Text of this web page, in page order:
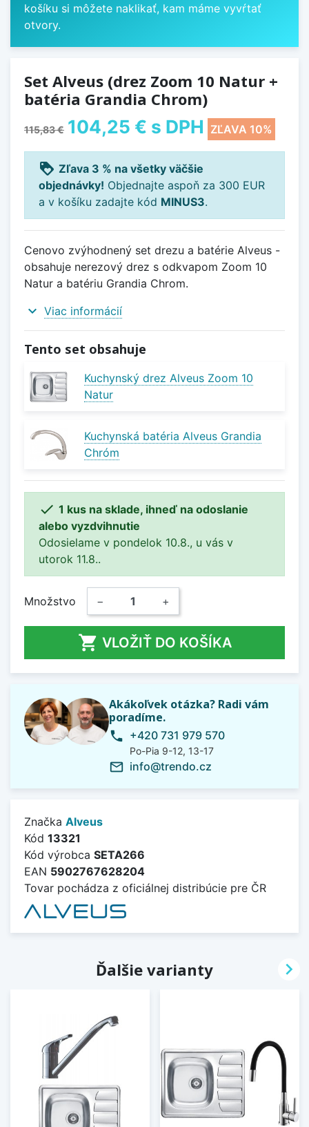
košíku si môžete naklikať, kam máme vyvŕtať
otvory.
Set Alveus (drez Zoom 10 Natur +
batéria Grandia Chrom)
115,83 € 104,25 € s DPH ZĽAVA 10%
loyalty Zľava 3 % na všetky väčšie
objednávky! Objednajte aspoň za 300 EUR
a v košíku zadajte kód MINUS3.
Cenovo zvýhodnený set drezu a batérie Alveus -
obsahuje nerezový drez s odkvapom Zoom 10
Natur a batériu Grandia Chrom.
expand_more Viac informácií
Tento set obsahuje
Kuchynský drez Alveus Zoom 10
Natur
Kuchynská batéria Alveus Grandia
Chróm
 1 kus na sklade, ihneď na odoslanie
alebo vyzdvihnutie
Odosielame v pondelok 10.8., u vás v
utorok 11.8..
Množstvo − +
 VLOŽIŤ DO KOŠÍKA
Akákoľvek otázka? Radi vám
poradíme.
phone +420 731 979 570
Po-Pia 9-12, 13-17
mail_outline info@trendo.cz
Značka Alveus
Kód 13321
Kód výrobca SETA266
EAN 5902767628204
Tovar pochádza z oficiálnej distribúcie pre ČR
Ďalšie varianty 